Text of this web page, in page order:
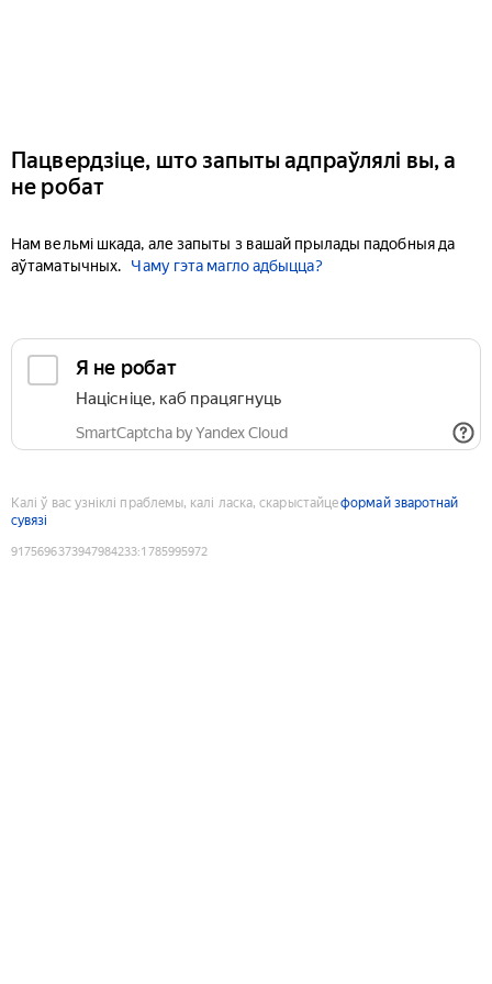
Пацвердзіце, што запыты адпраўлялі вы, а
не робат
Нам вельмі шкада, але запыты з вашай прылады падобныя да
аўтаматычных.
Чаму гэта магло адбыцца?
Я не робат
Націсніце, каб працягнуць
SmartCaptcha by Yandex Cloud
Калі ў вас узніклі праблемы, калі ласка, скарыстайцеформай зваротнай
сувязі
9175696373947984233:1785995972